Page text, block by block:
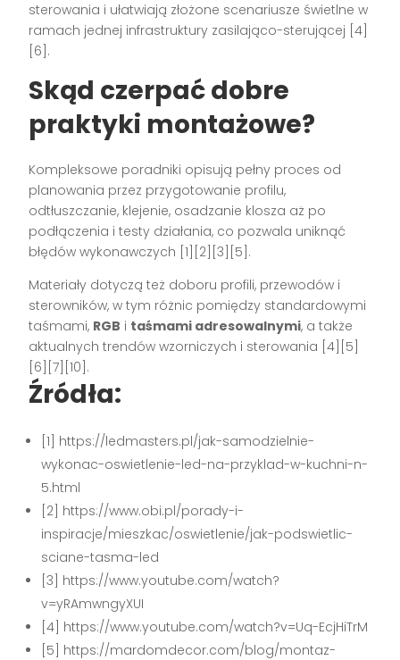
sterowania i ułatwiają złożone scenariusze świetlne w
ramach jednej infrastruktury zasilająco-sterującej [4]
[6].
Skąd czerpać dobre
praktyki montażowe?
Kompleksowe poradniki opisują pełny proces od
planowania przez przygotowanie profilu,
odtłuszczanie, klejenie, osadzanie klosza aż po
podłączenia i testy działania, co pozwala uniknąć
błędów wykonawczych [1][2][3][5].
Materiały dotyczą też doboru profili, przewodów i
sterowników, w tym różnic pomiędzy standardowymi
taśmami, RGB i taśmami adresowalnymi, a także
aktualnych trendów wzorniczych i sterowania [4][5]
[6][7][10].
Źródła:
[1] https://ledmasters.pl/jak-samodzielnie-
wykonac-oswietlenie-led-na-przyklad-w-kuchni-n-
5.html
[2] https://www.obi.pl/porady-i-
inspiracje/mieszkac/oswietlenie/jak-podswietlic-
sciane-tasma-led
[3] https://www.youtube.com/watch?
v=yRAmwngyXUI
[4] https://www.youtube.com/watch?v=Uq-EcjHiTrM
[5] https://mardomdecor.com/blog/montaz-